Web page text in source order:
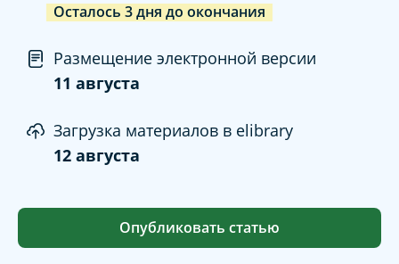
Осталось 3дня до окончания
Размещение электронной версии
11 августа
Загрузка материалов в elibrary
12 августа
Опубликовать статью